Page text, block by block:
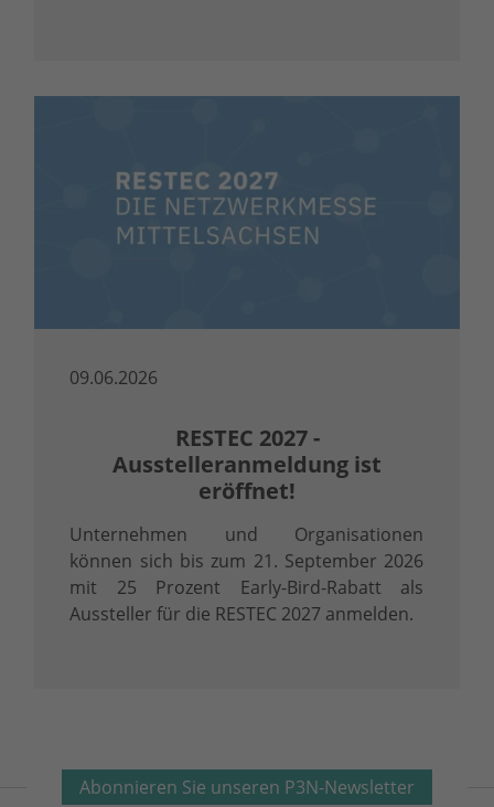
09.06.2026
RESTEC 2027 -
Ausstelleranmeldung ist
eröffnet!
Unternehmen und Organisationen
können sich bis zum 21. September 2026
mit 25 Prozent Early-Bird-Rabatt als
Aussteller für die RESTEC 2027 anmelden.
Abonnieren Sie unseren P3N-Newsletter